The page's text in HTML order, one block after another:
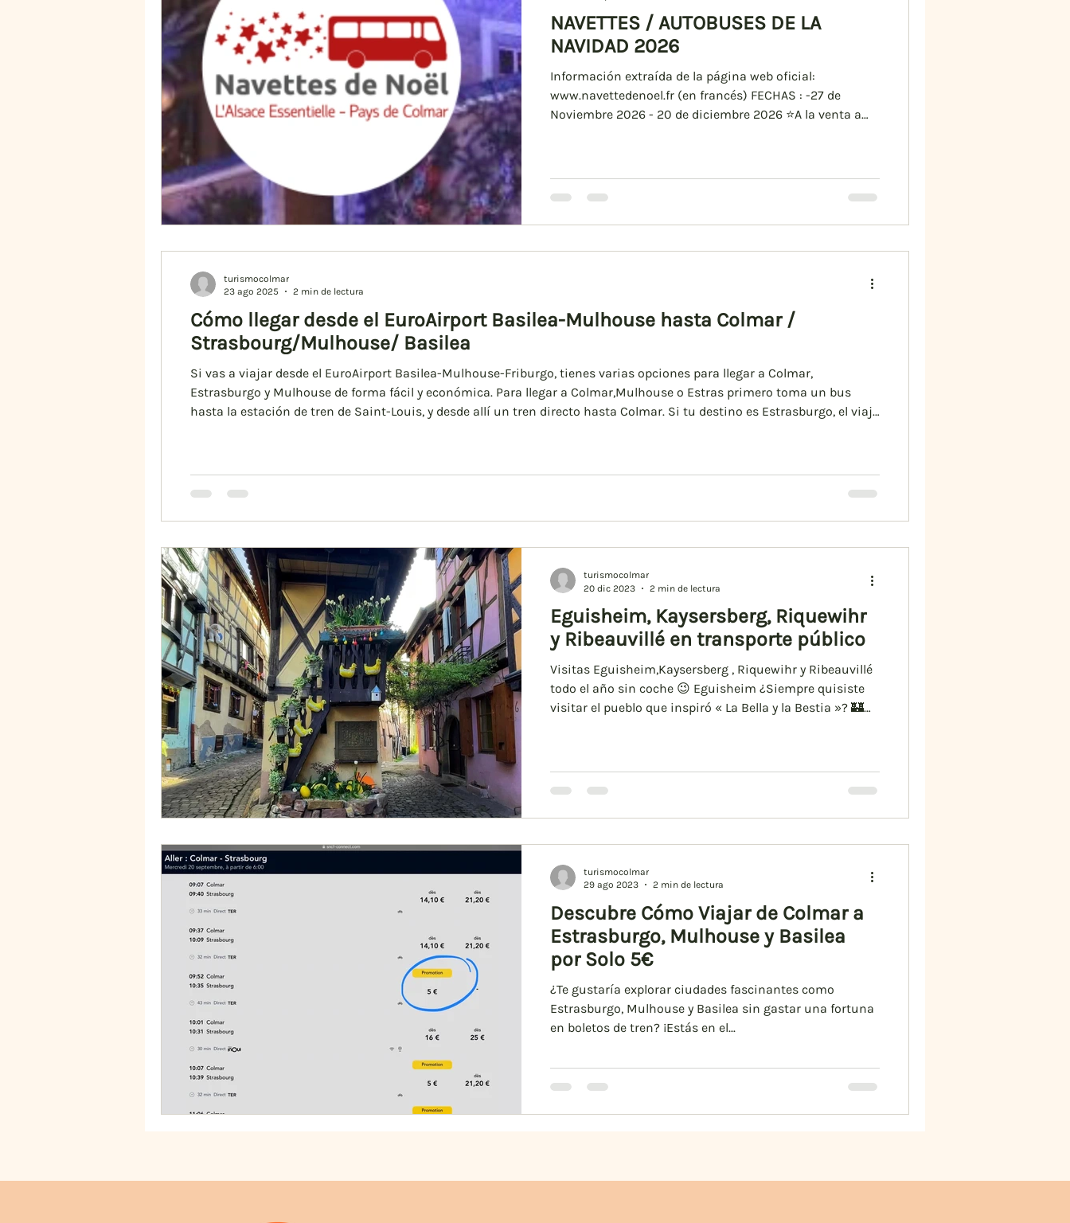
NAVETTES / AUTOBUSES DE LA
NAVIDAD 2026
Información extraída de la página web oficial:
www.navettedenoel.fr (en francés) FECHAS : -27 de
Noviembre 2026 - 20 de diciembre 2026 ⭐️A la venta a
Colmar con los encantadores pueblos durante la
conectadas al tren de cercanías TER 200 en la estación
de Colmar. También
Cómo llegar desde el EuroAirport Basilea-Mulhouse hasta Colmar /
Strasbourg/Mulhouse/ Basilea
Si vas a viajar desde el EuroAirport Basilea-Mulhouse-Friburgo, tienes varias opciones para llegar a Colmar,
Estrasburgo y Mulhouse de forma fácil y económica. Para llegar a Colmar,Mulhouse o Estras primero toma un bus
hasta la estación de tren de Saint-Louis, y desde allí un tren directo hasta Colmar. Si tu destino es Estrasburgo, el viaje
turismocolmar
23 ago 2025
2 min de lectura
Eguisheim, Kaysersberg, Riquewihr
y Ribeauvillé en transporte público
Visitas Eguisheim,Kaysersberg , Riquewihr y Ribeauvillé
todo el año sin coche 😉 Eguisheim ¿Siempre quisiste
visitar el pueblo que inspiró « La Bella y la Bestia »? 🏰❤️
parada está a la izquierda cuando estas frente a la
Place de Gaulle, » que se encuentra en la intersecció
turismocolmar
20 dic 2023
2 min de lectura
Descubre Cómo Viajar de Colmar a
Estrasburgo, Mulhouse y Basilea
por Solo 5€
¿Te gustaría explorar ciudades fascinantes como
Estrasburgo, Mulhouse y Basilea sin gastar una fortuna
en boletos de tren? ¡Estás en el...
turismocolmar
29 ago 2023
2 min de lectura